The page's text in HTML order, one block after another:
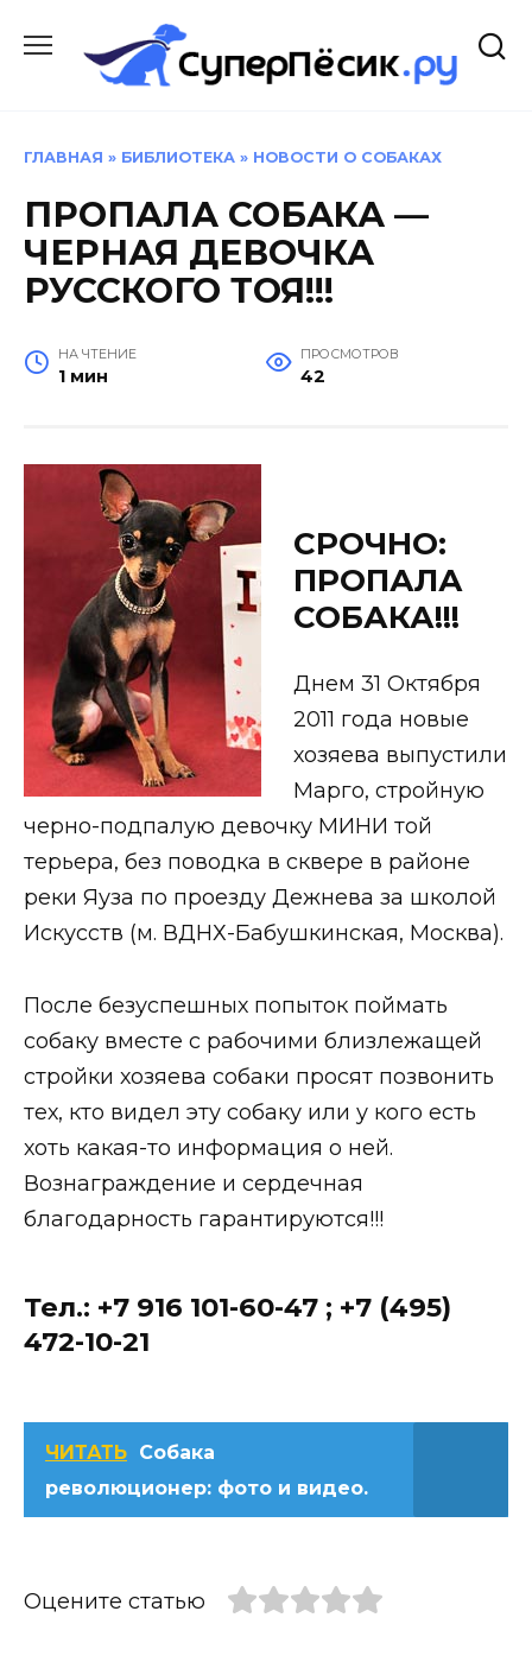
содержанию
ГЛАВНАЯ » БИБЛИОТЕКА » НОВОСТИ О СОБАКАХ
ПРОПАЛА СОБАКА —
ЧЕРНАЯ ДЕВОЧКА
РУССКОГО ТОЯ!!!
НА ЧТЕНИЕ
1 мин
ПРОСМОТРОВ
42
СРОЧНО:
ПРОПАЛА
СОБАКА!!!
Днем 31 Октября
2011 года новые
хозяева выпустили
Марго, стройную
черно-подпалую девочку МИНИ той
терьера, без поводка в сквере в районе
реки Яуза по проезду Дежнева за школой
Искусств (м. ВДНХ-Бабушкинская, Москва).
После безуспешных попыток поймать
собаку вместе с рабочими близлежащей
стройки хозяева собаки просят позвонить
тех, кто видел эту собаку или у кого есть
хоть какая-то информация о ней.
Вознаграждение и сердечная
благодарность гарантируются!!!
Тел.: +7 916 101-60-47 ; +7 (495)
472-10-21
ЧИТАТЬ Собака
революционер: фото и видео.
Оцените статью